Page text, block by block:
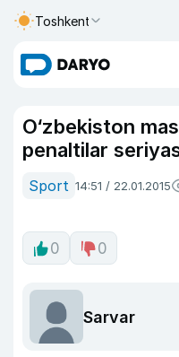
Toshkent
O‘zbekiston
penaltilar
Sport 14:51 / 22.01.2015
0 0
Sarvar